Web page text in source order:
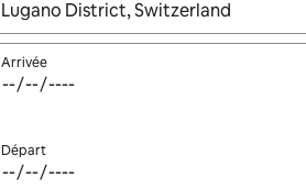
Lorsque les résultats s'affichent, utilisez
Arrivée
Départ